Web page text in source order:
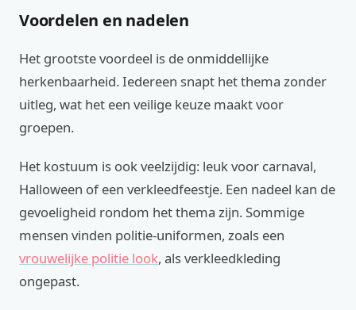
Voordelen en nadelen
Het grootste voordeel is de onmiddellijke
herkenbaarheid. Iedereen snapt het thema zonder
uitleg, wat het een veilige keuze maakt voor
groepen.
Het kostuum is ook veelzijdig: leuk voor carnaval,
Halloween of een verkleedfeestje. Een nadeel kan de
gevoeligheid rondom het thema zijn. Sommige
mensen vinden politie-uniformen, zoals een
vrouwelijke politie look, als verkleedkleding
ongepast.